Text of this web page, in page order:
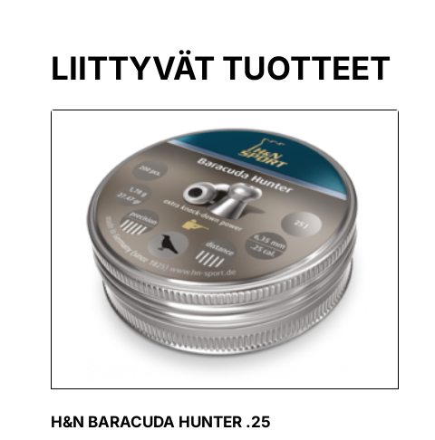
LIITTYVÄT TUOTTEET
H&N BARACUDA HUNTER .25